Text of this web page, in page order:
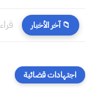
📁 آخر الأخبار
اجتهادات قضائية